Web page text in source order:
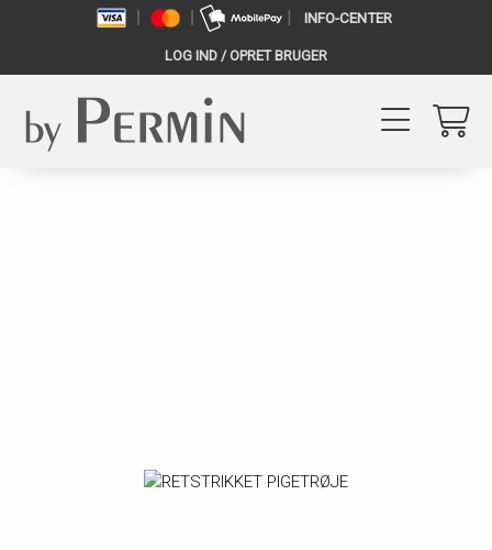
INFO-CENTER
LOG IND / OPRET BRUGER